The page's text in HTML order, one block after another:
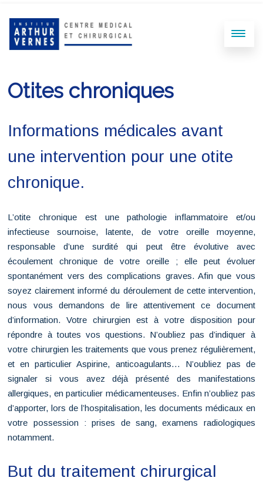
Otites chroniques
Informations médicales avant
une intervention pour une otite
chronique.
L’otite chronique est une pathologie inflammatoire et/ou
infectieuse sournoise, latente, de votre oreille moyenne,
responsable d’une surdité qui peut être évolutive avec
écoulement chronique de votre oreille ; elle peut évoluer
spontanément vers des complications graves. Afin que vous
soyez clairement informé du déroulement de cette intervention,
nous vous demandons de lire attentivement ce document
d’information. Votre chirurgien est à votre disposition pour
répondre à toutes vos questions. N’oubliez pas d’indiquer à
votre chirurgien les traitements que vous prenez régulièrement,
et en particulier Aspirine, anticoagulants… N’oubliez pas de
signaler si vous avez déjà présenté des manifestations
allergiques, en particulier médicamenteuses. Enfin n’oubliez pas
d’apporter, lors de l’hospitalisation, les documents médicaux en
votre possession : prises de sang, examens radiologiques
notamment.
But du traitement chirurgical